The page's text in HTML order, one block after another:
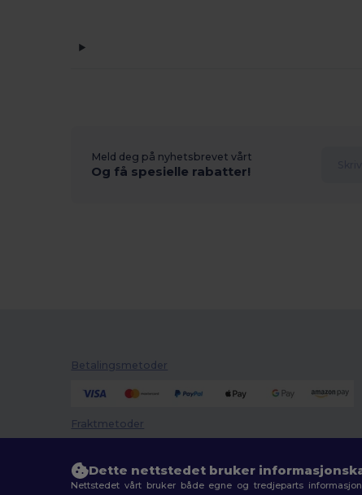
Meld deg på nyhetsbrevet vårt
Og få spesielle rabatter!
Betalingsmetoder
Fraktmetoder
Dette nettstedet bruker
Nettstedet vårt bruker både egne og tredjeparts